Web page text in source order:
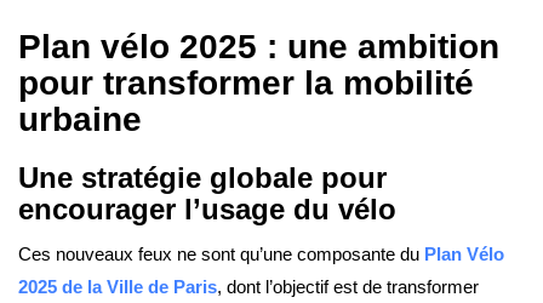
Plan vélo 2025 : une ambition
pour transformer la mobilité
urbaine
Une stratégie globale pour
encourager l’usage du vélo
Ces nouveaux feux ne sont qu’une composante du Plan Vélo
2025 de la Ville de Paris, dont l’objectif est de transformer